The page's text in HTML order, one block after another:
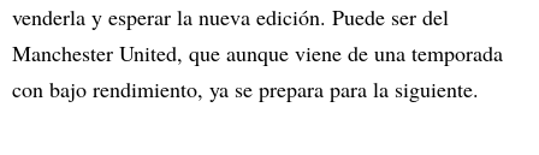
venderla y esperar la nueva edición. Puede ser del
Manchester United, que aunque viene de una temporada
con bajo rendimiento, ya se prepara para la siguiente.